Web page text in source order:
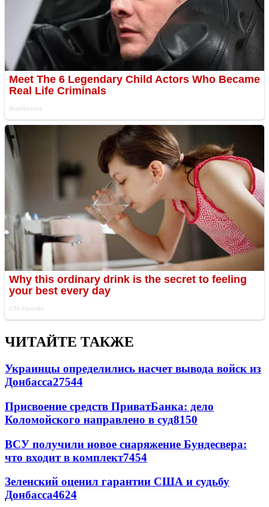
ЧИТАЙТЕ ТАКЖЕ
Украинцы определились насчет вывода войск из
Донбасса27544
Присвоение средств ПриватБанка: дело
Коломойского направлено в суд8150
ВСУ получили новое снаряжение Бундесвера:
что входит в комплект7454
Зеленский оценил гарантии США и судьбу
Донбасса4624